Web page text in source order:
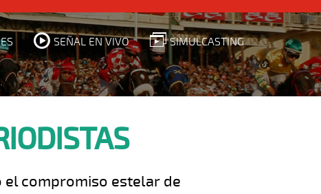
SEÑAL EN VIVO SIMULCASTING
el compromiso estelar de